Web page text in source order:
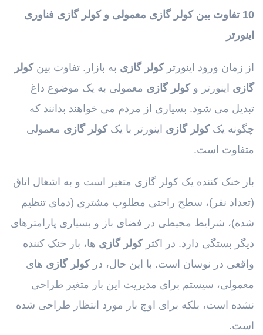
10 تفاوت بین کولر گازی معمولی و کولر گازی فناوری
اینورتر
از زمان ورود اینورترکولر گازی به بازار. تفاوت بینکولر
گازی اینورتر وکولر گازی معمولی به یک موضوع داغ
تبدیل می شود. بسیاری از مردم می خواهند بدانند که
چگونه یککولر گازی اینورتر با یککولر گازی معمولی
متفاوت است.
بار خنک کننده یک کولر گازی متغیر است و به اشغال اتاق
(تعداد نفر)، سطح راحتی مطلوب مشتری (دمای تنظیم
شده)، شرایط محیطی در فضای باز و بسیاری پارامترهای
دیگر بستگی دارد. در اکثرکولر گازی ها، بار خنک کننده
واقعی در نوسان است. با این حال، درکولر گازی های
معمولی، سیستم برای مدیریت این بار متغیر طراحی
نشده است، بلکه برای اوج بار مورد انتظار طراحی شده
است.